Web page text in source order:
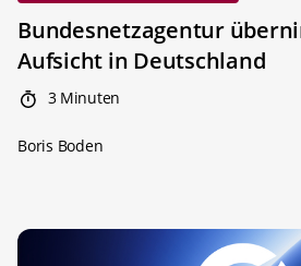
Bundesnetzagentur
Aufsicht in Deutschland
3 Minuten
Boris Boden